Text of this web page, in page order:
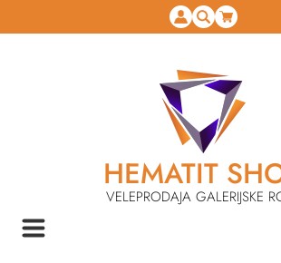
HEMATIT
VELEPRODAJA GALERIJSKE
PUZZLE 1000PCS MKL151844